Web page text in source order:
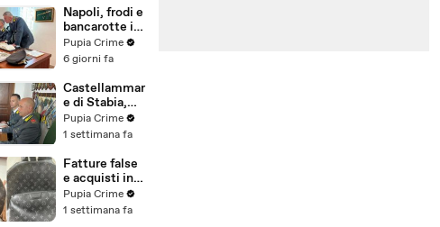
vittime in
tutta Italia
(30.07.26)
Napoli, frodi e
bancarotte in
commercio
vini:
7,8 milioni
(30.07.26)
Pupia Crime
6 giorni fa
Castellammar
e di Stabia,
evasione
fiscale:
beni per 1,6
milioni ad un
consorzio
navale
(29.07.26)
Pupia Crime
1 settimana fa
Fatture false
e acquisti in
nero, blitz
contro rete di
Pupia Crime
1 settimana fa